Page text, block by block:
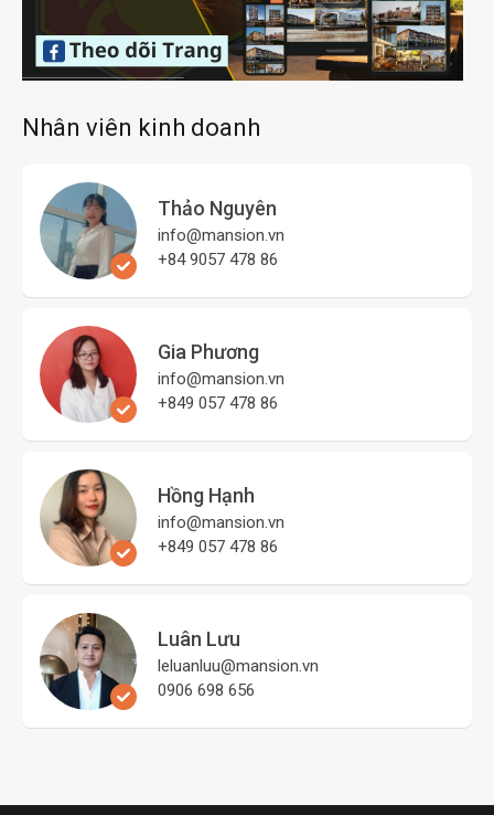
Nhân viên kinh doanh
Thảo Nguyên
info@mansion.vn
+84 9057 478 86
Gia Phương
info@mansion.vn
+849 057 478 86
Hồng Hạnh
info@mansion.vn
+849 057 478 86
Luân Lưu
leluanluu@mansion.vn
0906 698 656